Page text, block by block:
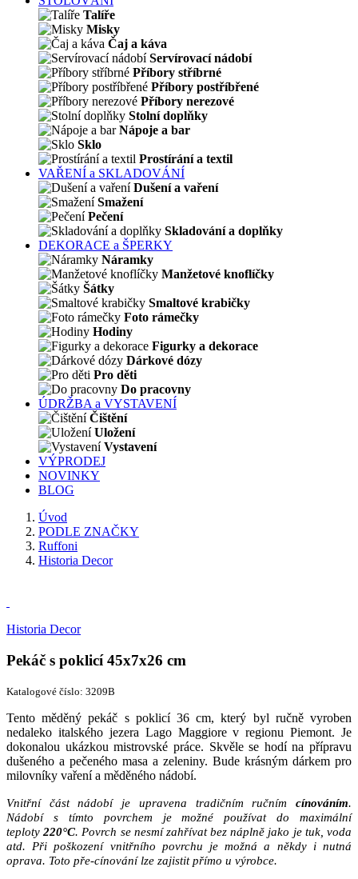
Talíře
Misky
Čaj a káva
Servírovací nádobí
Příbory stříbrné
Příbory postříbřené
Příbory nerezové
Stolní doplňky
Nápoje a bar
Sklo
Prostírání a textil
VAŘENÍ a SKLADOVÁNÍ
Dušení a vaření
Smažení
Pečení
Skladování a doplňky
DEKORACE a ŠPERKY
Náramky
Manžetové knoflíčky
Šátky
Smaltové krabičky
Foto rámečky
Hodiny
Figurky a dekorace
Dárkové dózy
Pro děti
Do pracovny
ÚDRŽBA a VYSTAVENÍ
Čištění
Uložení
Vystavení
VÝPRODEJ
NOVINKY
BLOG
Úvod
PODLE ZNAČKY
Ruffoni
Historia Decor
Historia Decor
Pekáč s poklicí 45x7x26 cm
Katalogové číslo: 3209B
Tento měděný pekáč s poklicí 36 cm, který byl ručně vyroben
nedaleko italského jezera Lago Maggiore v regionu Piemont. Je
dokonalou ukázkou mistrovské práce. Skvěle se hodí na přípravu
dušeného a pečeného masa a zeleniny. Bude krásným dárkem pro
milovníky vaření a měděného nádobí.
Vnitřní část nádobí je upravena tradičním ručním cínováním.
Nádobí s tímto povrchem je možné používat do maximální
teploty220°C. Povrch se nesmí zahřívat bez náplně jako je tuk, voda
atd. Při poškození vnitřního povrchu je možná a někdy i nutná
oprava. Toto pře-cínování lze zajistit přímo u výrobce.